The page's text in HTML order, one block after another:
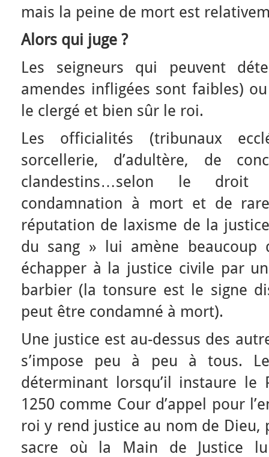
mais la peine de mort est
Alors qui juge ?
Les seigneurs qui peuvent
amendes infligées sont faibles)
le clergé et bien sûr le roi.
Les officialités (tribunaux
sorcellerie, d’adultère, de
clandestins…selon le droit
condamnation à mort et de
réputation de laxisme de la
du sang » lui amène beaucoup
échapper à la justice civile par
barbier (la tonsure est le signe
peut être condamné à mort).
Une justice est au-dessus des
s’impose peu à peu à tous.
déterminant lorsqu’il instaure le
1250 comme Cour d’appel pour
roi y rend justice au nom de Dieu,
sacre où la Main de Justice